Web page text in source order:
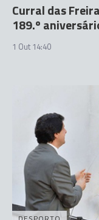
Curral das
189.º
1 Out 14:40